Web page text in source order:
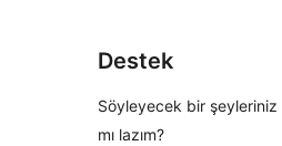
Destek
Söyleyecek bir şeyleriniz
mı lazım?